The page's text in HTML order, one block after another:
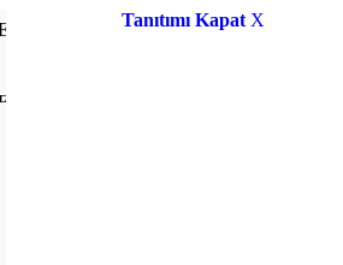
Tanıtımı Kapat X